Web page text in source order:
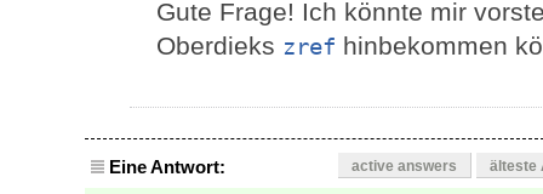
Gute Frage! Ich könnte mir
Oberdieks zref hinbekommen
Eine Antwort: active answers älteste